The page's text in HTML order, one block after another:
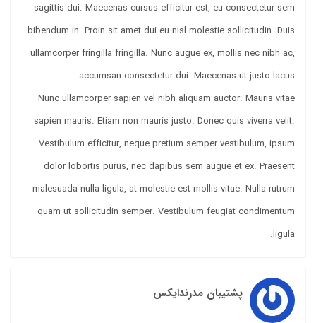
sagittis dui. Maecenas cursus efficitur est, eu consectetur sem
bibendum in. Proin sit amet dui eu nisl molestie sollicitudin. Duis
ullamcorper fringilla fringilla. Nunc augue ex, mollis nec nibh ac,
accumsan consectetur dui. Maecenas ut justo lacus.
Nunc ullamcorper sapien vel nibh aliquam auctor. Mauris vitae
sapien mauris. Etiam non mauris justo. Donec quis viverra velit.
Vestibulum efficitur, neque pretium semper vestibulum, ipsum
dolor lobortis purus, nec dapibus sem augue et ex. Praesent
malesuada nulla ligula, at molestie est mollis vitae. Nulla rutrum
quam ut sollicitudin semper. Vestibulum feugiat condimentum
ligula.
پشتیبان مدرندایکس